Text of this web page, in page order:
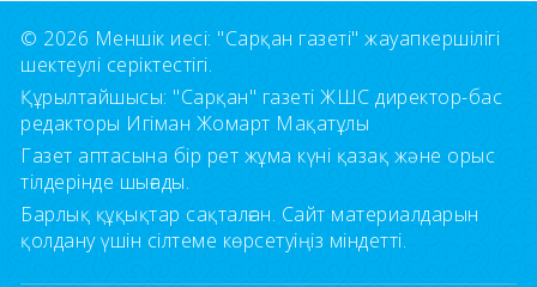
© 2026 Меншік иесі: "Сарқан газеті" жауапкершілігі
шектеулі серіктестігі.
Құрылтайшысы: "Сарқан" газеті ЖШС директор-бас
редакторы Игіман Жомарт Мақатұлы
Газет аптасына бір рет жұма күні қазақ және орыс
тілдерінде шығады.
Барлық құқықтар сақталған. Сайт материалдарын
қолдану үшін сілтеме көрсетуіңіз міндетті.